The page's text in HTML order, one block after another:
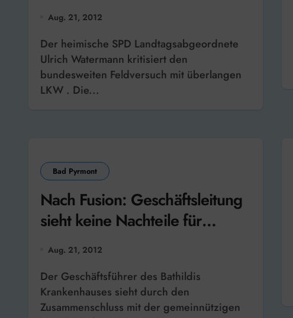
Aug. 21, 2012
Der heimische SPD Landtagsabgeordnete
Ulrich Watermann kritisiert den
bundesweiten Feldversuch mit überlangen
LKW . Die...
Bad Pyrmont
Nach Fusion: Geschäftsleitung
sieht keine Nachteile für
Mitarbeiter
Aug. 21, 2012
Der Geschäftsführer des Bathildis
Krankenhauses sieht durch den
Zusammenschluss mit der gemeinnützigen